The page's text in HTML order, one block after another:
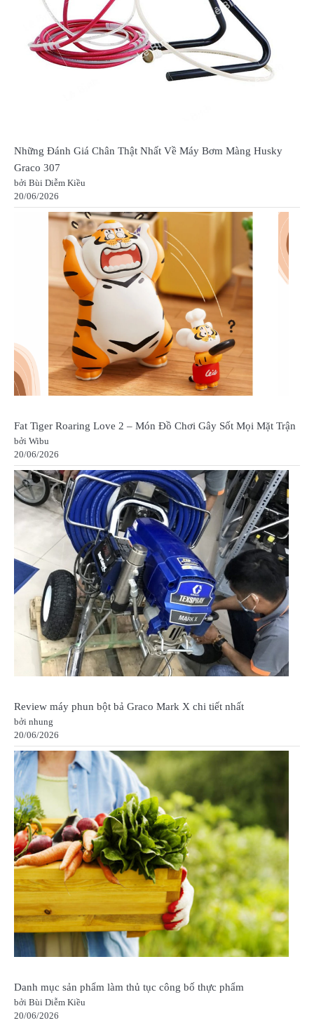
Những Đánh Giá Chân Thật Nhất Về Máy Bơm Màng Husky
Graco 307
bởi Bùi Diễm Kiều
20/06/2026
Fat Tiger Roaring Love 2 – Món Đồ Chơi Gây Sốt Mọi Mặt Trận
bởi Wibu
20/06/2026
Review máy phun bột bả Graco Mark X chi tiết nhất
bởi nhung
20/06/2026
Danh mục sản phẩm làm thủ tục công bố thực phẩm
bởi Bùi Diễm Kiều
20/06/2026